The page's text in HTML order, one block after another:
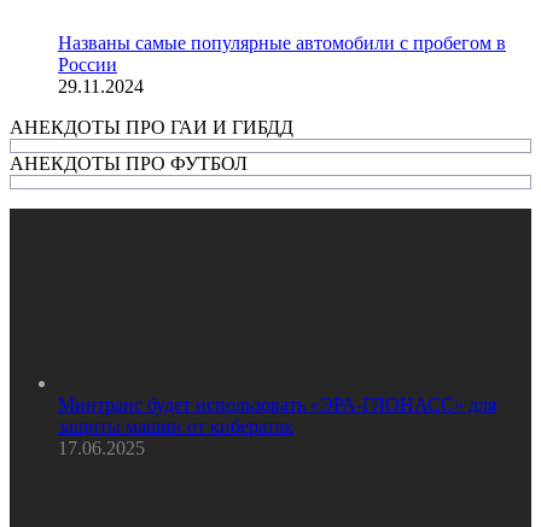
Названы самые популярные автомобили с пробегом в
России
29.11.2024
АНЕКДОТЫ ПРО ГАИ И ГИБДД
АНЕКДОТЫ ПРО ФУТБОЛ
Минтранс будет использовать «ЭРА-ГЛОНАСС» для
защиты машин от кибератак
17.06.2025